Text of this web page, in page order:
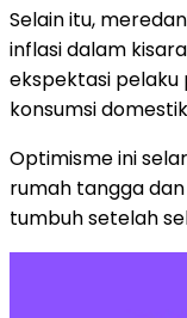
Selainitu,
inflasidalam
ekspektasi pelaku
konsumsi
Optimismeini
rumah tanggadan
tumbuhsetelah